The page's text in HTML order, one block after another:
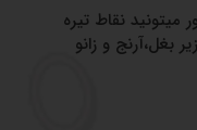
میتونید نقاط تیره
بغل،آرنج و زانو